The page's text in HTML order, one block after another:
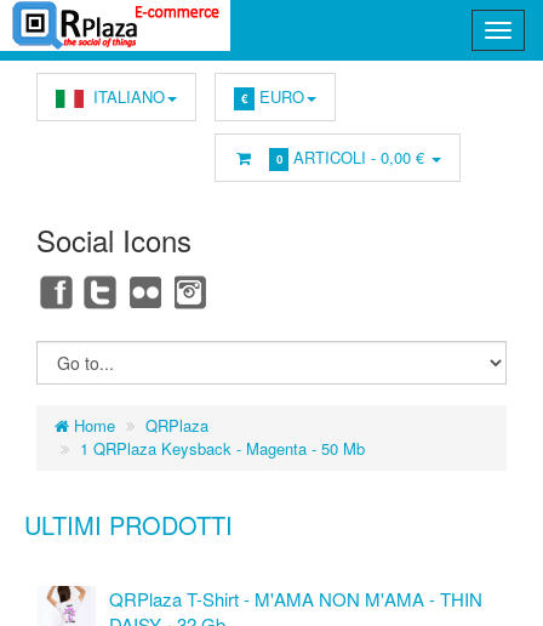
ITALIANO € EURO
0 ARTICOLI -0,00 €
Social Icons
Home
QRPlaza
1 QRPlaza Keysback - Magenta - 50 Mb
ULTIMI PRODOTTI
QRPlaza T-Shirt - M'AMA NON M'AMA - THIN